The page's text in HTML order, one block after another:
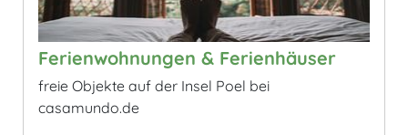
Ferienwohnungen & Ferienhäuser
freie Objekte auf der Insel Poel bei
casamundo.de